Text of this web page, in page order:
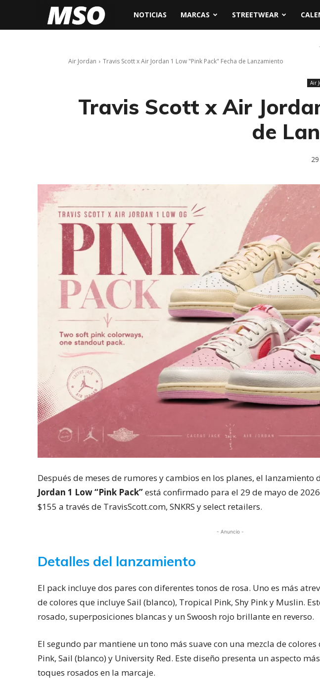
MyNOTICIAS MARCAS STREETWEAR
Air Jordan Travis Scott x Air Jordan 1 Low "Pink Pack" Fecha de Lanzamiento
Air
Travis Scott x Air
de
Después de meses de rumores y cambios en los planes, el lanzamiento
Jordan 1 Low “Pink Pack”está confirmado para el 29 de mayo de
$155 a través de TravisScott.com, SNKRS y select retailers.
- Anuncio -
Detalles del lanzamiento
El pack incluye dos pares con diferentes tonos de rosa. Uno es más
de colores que incluye Sail (blanco), Tropical Pink, Shy Pink y Muslin.
rosado, superposiciones blancas y un Swoosh rojo brillante en reverso.
El segundo par mantiene un tono más suave con una mezcla de
Pink, Sail (blanco) y University Red. Este diseño presenta un aspecto
toques rosados en la marcaje.